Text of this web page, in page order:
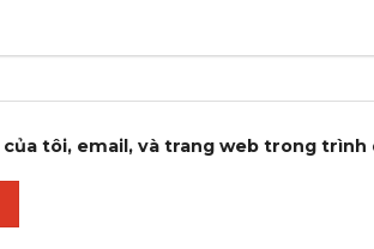
tôi, email, và trang web trong